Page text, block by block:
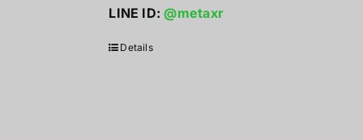
LINE ID:@metaxr
Details